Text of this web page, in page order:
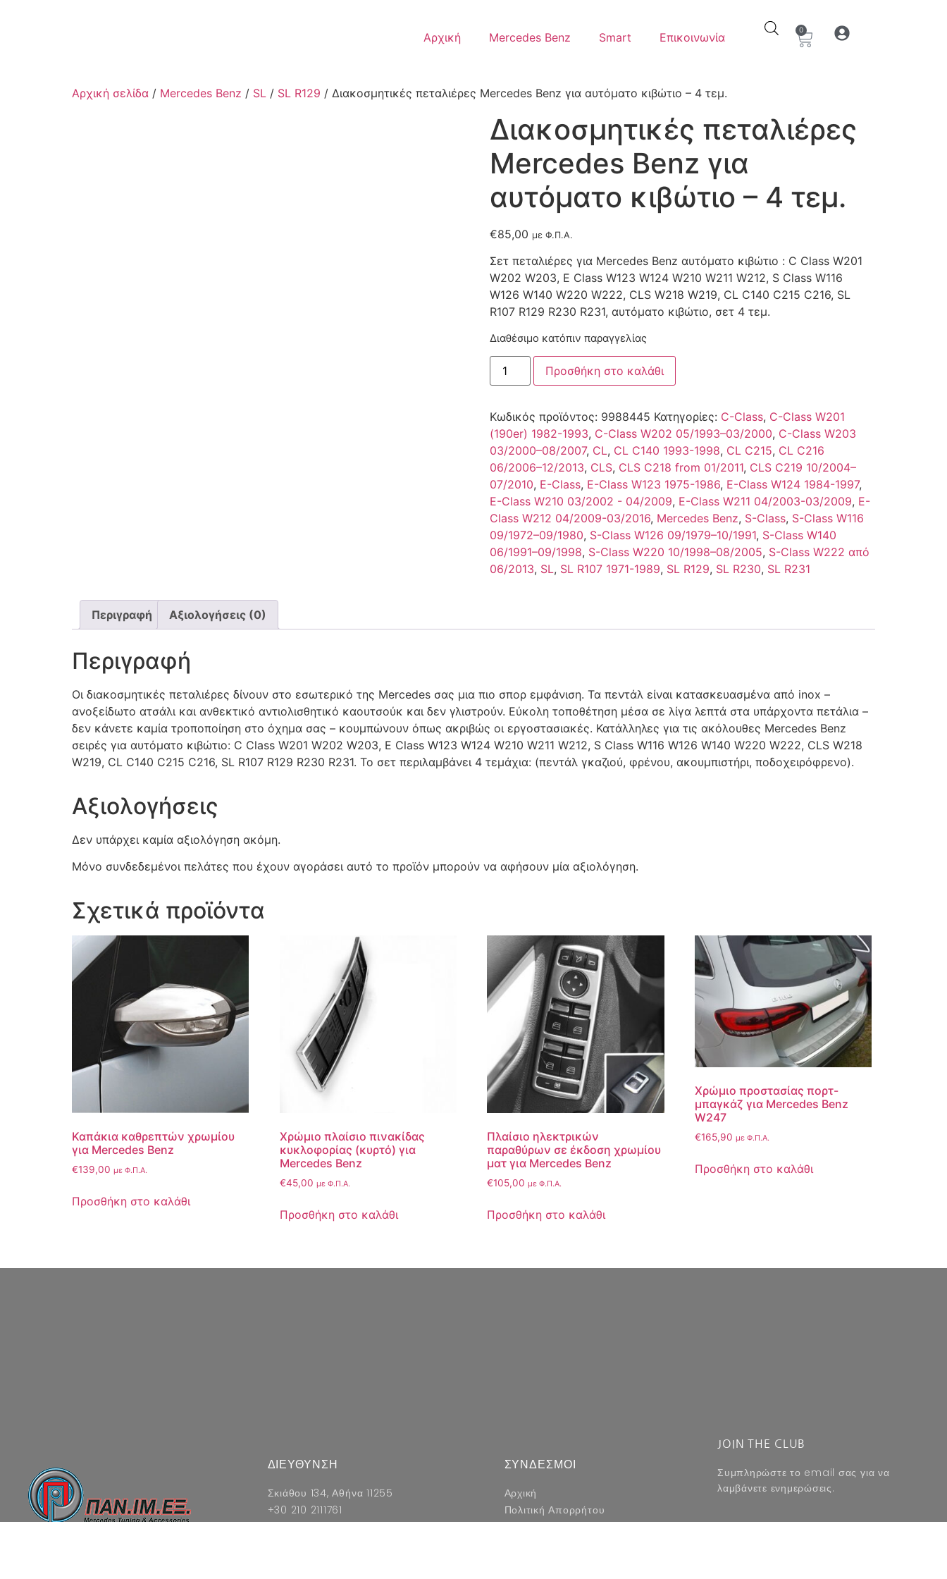
Αρχική Mercedes Benz Smart Επικοινωνία
0
Αρχική σελίδα / Mercedes Benz / SL / SL R129 / Διακοσμητικές πεταλιέρες Mercedes Benz για αυτόματο κιβώτιο – 4 τεμ.
Διακοσμητικές πεταλιέρες
Mercedes Benz για
αυτόματο κιβώτιο – 4 τεμ.
€85,00 με Φ.Π.Α.
Σετ πεταλιέρες για Mercedes Benz αυτόματο κιβώτιο : C Class W201
W202 W203, E Class W123 W124 W210 W211 W212, S Class W116
W126 W140 W220 W222, CLS W218 W219, CL C140 C215 C216, SL
R107 R129 R230 R231, αυτόματο κιβώτιο, σετ 4 τεμ.
Διαθέσιμο κατόπιν παραγγελίας
Προσθήκη στο καλάθι
Κωδικός προϊόντος: 9988445 Κατηγορίες: C-Class, C-Class W201
(190er) 1982-1993, C-Class W202 05/1993–03/2000, C-Class W203
03/2000–08/2007, CL, CL C140 1993-1998, CL C215, CL C216
06/2006–12/2013, CLS, CLS C218 from 01/2011, CLS C219 10/2004–
07/2010, E-Class, E-Class W123 1975-1986, E-Class W124 1984-1997,
E-Class W210 03/2002 - 04/2009, E-Class W211 04/2003-03/2009, E-
Class W212 04/2009-03/2016, Mercedes Benz, S-Class, S-Class W116
09/1972–09/1980, S-Class W126 09/1979–10/1991, S-Class W140
06/1991–09/1998, S-Class W220 10/1998–08/2005, S-Class W222 από
06/2013, SL, SL R107 1971-1989, SL R129, SL R230, SL R231
Περιγραφή Αξιολογήσεις (0)
Περιγραφή
Οι διακοσμητικές πεταλιέρες δίνουν στο εσωτερικό της Mercedes σας μια πιο σπορ εμφάνιση. Τα πεντάλ είναι κατασκευασμένα από inox –
ανοξείδωτο ατσάλι και ανθεκτικό αντιολισθητικό καουτσούκ και δεν γλιστρούν. Εύκολη τοποθέτηση μέσα σε λίγα λεπτά στα υπάρχοντα πετάλια –
δεν κάνετε καμία τροποποίηση στο όχημα σας – κουμπώνουν όπως ακριβώς οι εργοστασιακές. Κατάλληλες για τις ακόλουθες Mercedes Benz
σειρές για αυτόματο κιβώτιο: C Class W201 W202 W203, E Class W123 W124 W210 W211 W212, S Class W116 W126 W140 W220 W222, CLS W218
W219, CL C140 C215 C216, SL R107 R129 R230 R231. Το σετ περιλαμβάνει 4 τεμάχια: (πεντάλ γκαζιού, φρένου, ακουμπιστήρι, ποδοχειρόφρενο).
Αξιολογήσεις
Δεν υπάρχει καμία αξιολόγηση ακόμη.
Μόνο συνδεδεμένοι πελάτες που έχουν αγοράσει αυτό το προϊόν μπορούν να αφήσουν μία αξιολόγηση.
Σχετικά προϊόντα
Καπάκια καθρεπτών χρωμίου
για Mercedes Benz
€139,00 με Φ.Π.Α.
Προσθήκη στο καλάθι
Χρώμιο πλαίσιο πινακίδας
κυκλοφορίας (κυρτό) για
Mercedes Benz
€45,00 με Φ.Π.Α.
Προσθήκη στο καλάθι
Πλαίσιο ηλεκτρικών
παραθύρων σε έκδοση χρωμίου
ματ για Mercedes Benz
€105,00 με Φ.Π.Α.
Προσθήκη στο καλάθι
Χρώμιο προστασίας πορτ-
μπαγκάζ για Mercedes Benz
W247
€165,90 με Φ.Π.Α.
Προσθήκη στο καλάθι
ΔΙΕΥΘΥΝΣΗ
Σκιάθου 134, Αθήνα 11255
+30 210 2111761
info@panimex.gr
ΣΥΝΔΕΣΜΟΙ
Αρχική
Πολιτική Απορρήτου
Όροι & Προϋποθέσεις
JOIN THE CLUB
Συμπληρώστε το email σας για να
λαμβάνετε ενημερώσεις.